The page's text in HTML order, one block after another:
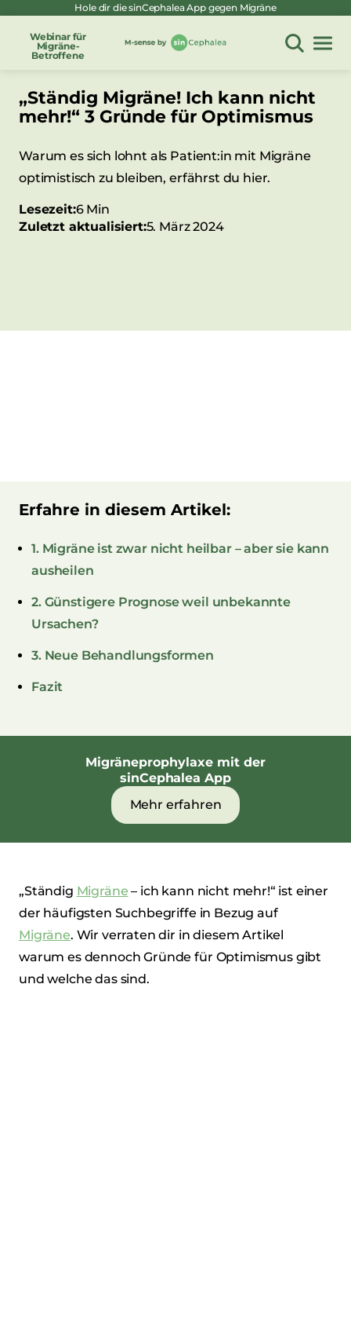
Inhalt
springen
Hole dir die sinCephalea App gegen Migräne
Webinar für
Migräne-
Betroffene
„Ständig Migräne! Ich kann nicht
mehr!“ 3 Gründe für Optimismus
Warum es sich lohnt als Patient:in mit Migräne
optimistisch zu bleiben, erfährst du hier.
Lesezeit:6 Min
Zuletzt aktualisiert:5. März 2024
Erfahre in diesem Artikel:
1. Migräne ist zwar nicht heilbar – aber sie kann
ausheilen
2. Günstigere Prognose weil unbekannte
Ursachen?
3. Neue Behandlungsformen
Fazit
Migräneprophylaxe mit der
sinCephalea App
Mehr erfahren
„Ständig Migräne – ich kann nicht mehr!“ ist einer
der häufigsten Suchbegriffe in Bezug auf
Migräne. Wir verraten dir in diesem Artikel
warum es dennoch Gründe für Optimismus gibt
und welche das sind.